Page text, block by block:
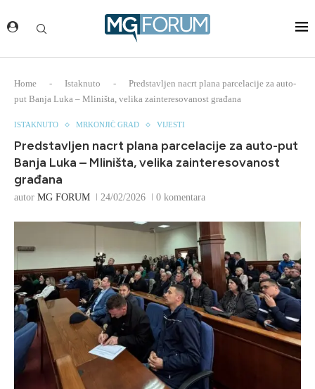
Home - Istaknuto -
Predstavljen nacrt plana parcelacije za auto-
put Banja Luka – Mliništa, velika zainteresovanost građana
ISTAKNUTO MRKONJIĆ GRAD VIJESTI
Predstavljen nacrt plana parcelacije za auto-put
Banja Luka – Mliništa, velika zainteresovanost
građana
autor MG FORUM 24/02/2026 0 komentara